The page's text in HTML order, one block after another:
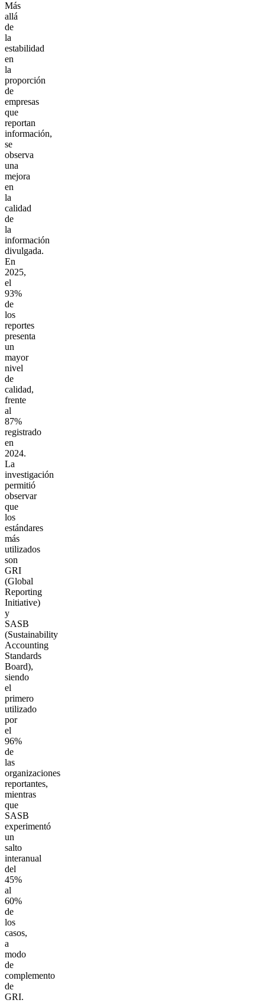
Más
allá
de
la
estabilidad
en
la
proporción
de
empresas
que
reportan
información,
se
observa
una
mejora
en
la
calidad
de
la
información
divulgada.
En
2025,
el
93%
de
los
reportes
presenta
un
mayor
nivel
de
calidad,
frente
al
87%
registrado
en
2024.
La
investigación
permitió
observar
que
los
estándares
más
utilizados
son
GRI
(Global
Reporting
Initiative)
y
SASB
(Sustainability
Accounting
Standards
Board),
siendo
el
primero
utilizado
por
el
96%
de
las
organizaciones
reportantes,
mientras
que
SASB
experimentó
un
salto
interanual
del
45%
al
60%
de
los
casos,
a
modo
de
complemento
de
GRI.